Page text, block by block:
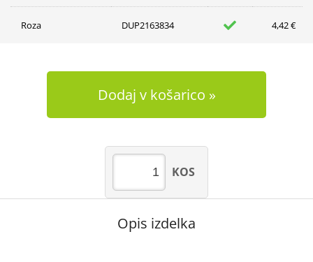
Roza DUP2163834 4,42 €
Dodaj v košarico
KOS
Opis izdelka